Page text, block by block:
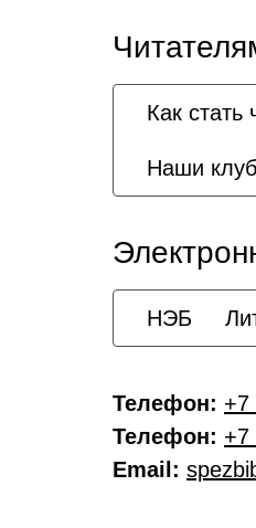
Как стать
Наши
НЭБ
Телефон: +7
Телефон: +7
Email: